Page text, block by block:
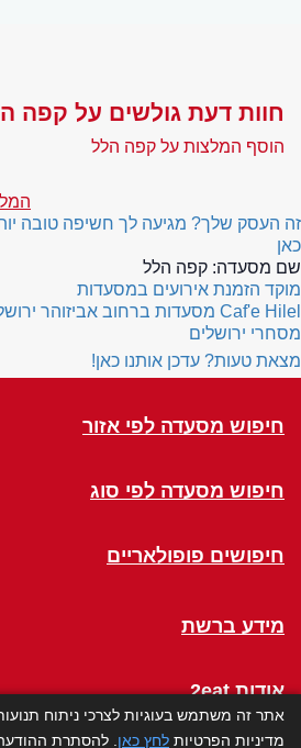
חוות דעת גולשים על קפה
הוסף המלצות על קפה הלל
זה העסק שלך? מגיעה לך חשיפה טובה
כאן
שם מסעדה: קפה הלל
מוקד הזמנת אירועים במסעדות
Caf'e Hilel מסעדות ברחוב אביזוהר
מסחרי ירושלים
מצאת טעות? עדכן אותנו כאן!
חיפוש מסעדה לפי אזור
חיפוש מסעדה לפי סוג
חיפושים פופולאריים
מידע ברשת
אודות 2eat
אתר זה משתמש בעוגיות לצרכי ניתוח
מדיניות הפרטיות לחץ כאן . להסתרת